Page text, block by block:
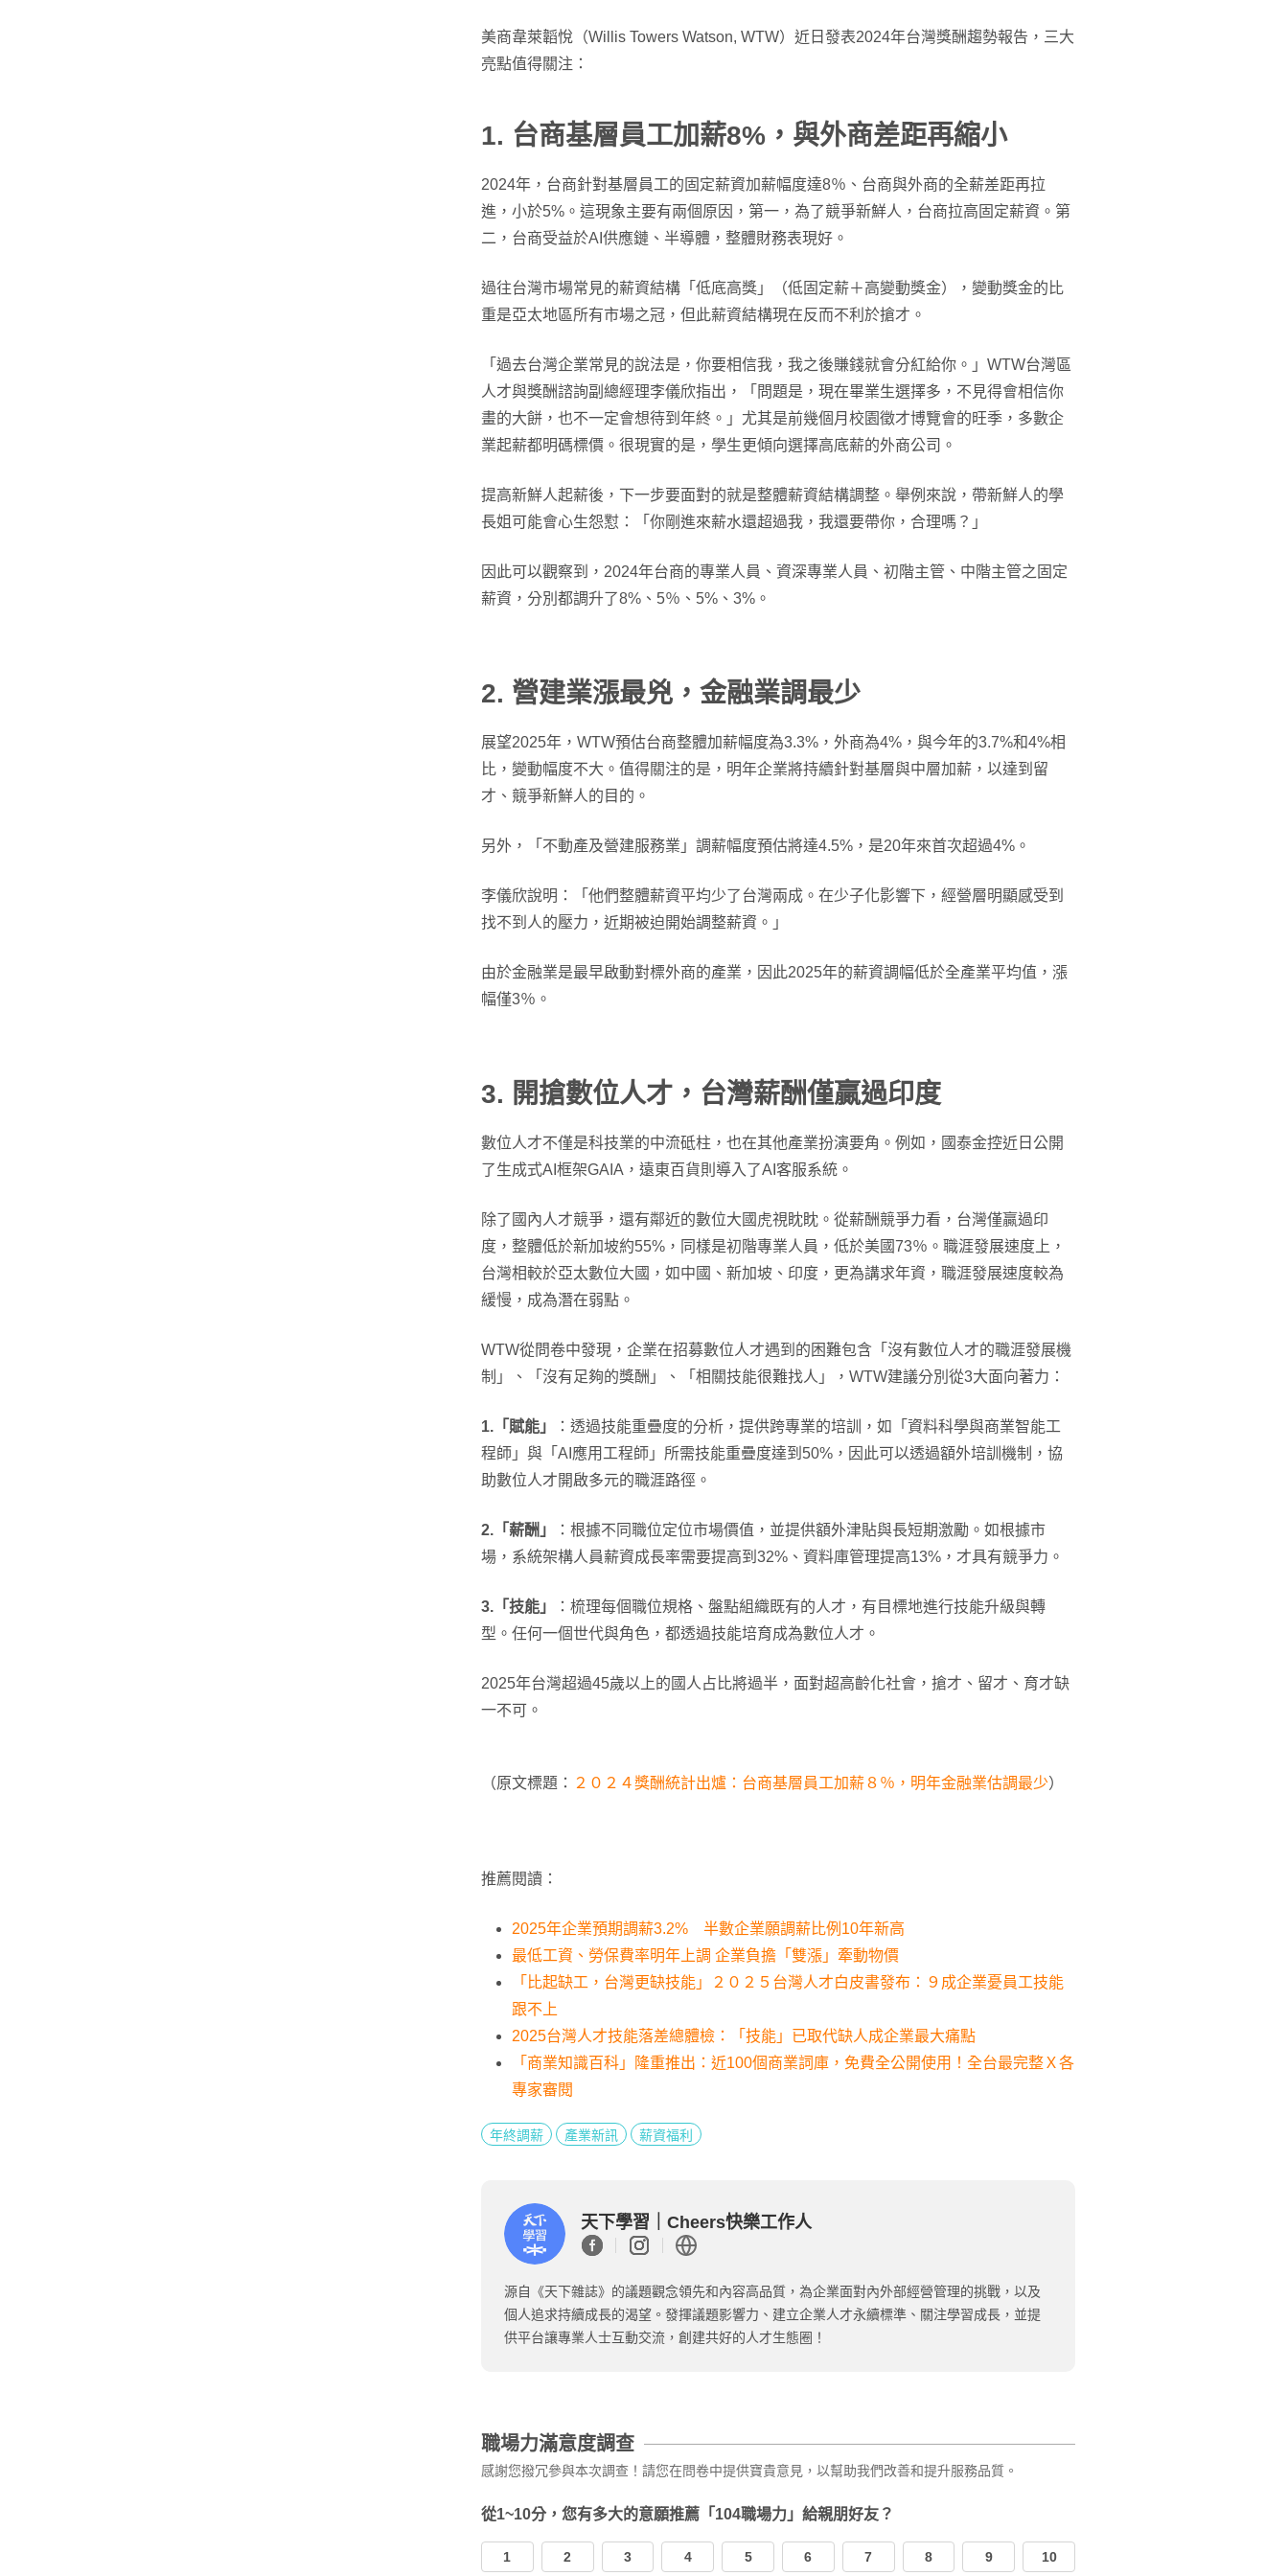
美商韋萊韜悅（Willis Towers Watson, WTW）近日發表2024年台灣獎酬趨勢報告，三大
亮點值得關注：
1. 台商基層員工加薪8%，與外商差距再縮小
2024年，台商針對基層員工的固定薪資加薪幅度達8％、台商與外商的全薪差距再拉
進，小於5%。這現象主要有兩個原因，第一，為了競爭新鮮人，台商拉高固定薪資。第
二，台商受益於AI供應鏈、半導體，整體財務表現好。
過往台灣市場常見的薪資結構「低底高獎」（低固定薪＋高變動獎金），變動獎金的比
重是亞太地區所有市場之冠，但此薪資結構現在反而不利於搶才。
「過去台灣企業常見的說法是，你要相信我，我之後賺錢就會分紅給你。」WTW台灣區
人才與獎酬諮詢副總經理李儀欣指出，「問題是，現在畢業生選擇多，不見得會相信你
畫的大餅，也不一定會想待到年終。」尤其是前幾個月校園徵才博覽會的旺季，多數企
業起薪都明碼標價。很現實的是，學生更傾向選擇高底薪的外商公司。
提高新鮮人起薪後，下一步要面對的就是整體薪資結構調整。舉例來說，帶新鮮人的學
長姐可能會心生怨懟：「你剛進來薪水還超過我，我還要帶你，合理嗎？」
因此可以觀察到，2024年台商的專業人員、資深專業人員、初階主管、中階主管之固定
薪資，分別都調升了8%、5％、5%、3%。
2. 營建業漲最兇，金融業調最少
展望2025年，WTW預估台商整體加薪幅度為3.3%，外商為4%，與今年的3.7%和4%相
比，變動幅度不大。值得關注的是，明年企業將持續針對基層與中層加薪，以達到留
才、競爭新鮮人的目的。
另外，「不動產及營建服務業」調薪幅度預估將達4.5%，是20年來首次超過4%。
李儀欣說明：「他們整體薪資平均少了台灣兩成。在少子化影響下，經營層明顯感受到
找不到人的壓力，近期被迫開始調整薪資。」
由於金融業是最早啟動對標外商的產業，因此2025年的薪資調幅低於全產業平均值，漲
幅僅3％。
3. 開搶數位人才，台灣薪酬僅贏過印度
數位人才不僅是科技業的中流砥柱，也在其他產業扮演要角。例如，國泰金控近日公開
了生成式AI框架GAIA，遠東百貨則導入了AI客服系統。
除了國內人才競爭，還有鄰近的數位大國虎視眈眈。從薪酬競爭力看，台灣僅贏過印
度，整體低於新加坡約55%，同樣是初階專業人員，低於美國73％。職涯發展速度上，
台灣相較於亞太數位大國，如中國、新加坡、印度，更為講求年資，職涯發展速度較為
緩慢，成為潛在弱點。
WTW從問卷中發現，企業在招募數位人才遇到的困難包含「沒有數位人才的職涯發展機
制」、「沒有足夠的獎酬」、「相關技能很難找人」，WTW建議分別從3大面向著力：
1.「賦能」
：透過技能重疊度的分析，提供跨專業的培訓，如「資料科學與商業智能工
程師」與「AI應用工程師」所需技能重疊度達到50%，因此可以透過額外培訓機制，協
助數位人才開啟多元的職涯路徑。
2.「薪酬」
：根據不同職位定位市場價值，並提供額外津貼與長短期激勵。如根據市
場，系統架構人員薪資成長率需要提高到32%、資料庫管理提高13%，才具有競爭力。
3.「技能」
：梳理每個職位規格、盤點組織既有的人才，有目標地進行技能升級與轉
型。任何一個世代與角色，都透過技能培育成為數位人才。
2025年台灣超過45歲以上的國人占比將過半，面對超高齡化社會，搶才、留才、育才缺
一不可。
（原文標題： ２０２４獎酬統計出爐：台商基層員工加薪８％，明年金融業估調最少）
推薦閱讀：
2025年企業預期調薪3.2% 半數企業願調薪比例10年新高
最低工資、勞保費率明年上調 企業負擔「雙漲」牽動物價
「比起缺工，台灣更缺技能」２０２５台灣人才白皮書發布：９成企業憂員工技能
跟不上
2025台灣人才技能落差總體檢：「技能」已取代缺人成企業最大痛點
「商業知識百科」隆重推出：近100個商業詞庫，免費全公開使用！全台最完整Ｘ各
專家審閱
年終調薪 產業新訊 薪資福利
天下學習｜Cheers快樂工作人
源自《天下雜誌》的議題觀念領先和內容高品質，為企業面對內外部經營管理的挑戰，以及
個人追求持續成長的渴望。發揮議題影響力、建立企業人才永續標準、關注學習成長，並提
供平台讓專業人士互動交流，創建共好的人才生態圈！
職場力滿意度調查
感謝您撥冗參與本次調查！請您在問卷中提供寶貴意見，以幫助我們改善和提升服務品質。
從1~10分，您有多大的意願推薦「104職場力」給親朋好友？
1 2 3 4 5 6 7 8 9 10